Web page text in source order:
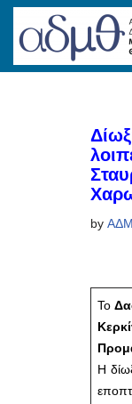
Skip
to
by
Το
Η